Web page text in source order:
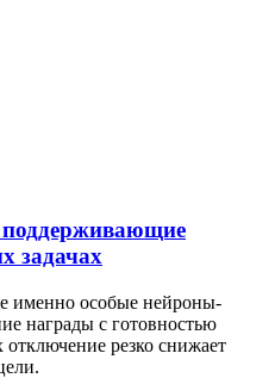
задачах
именно особые нейроны-
награды с готовностью
резко снижает